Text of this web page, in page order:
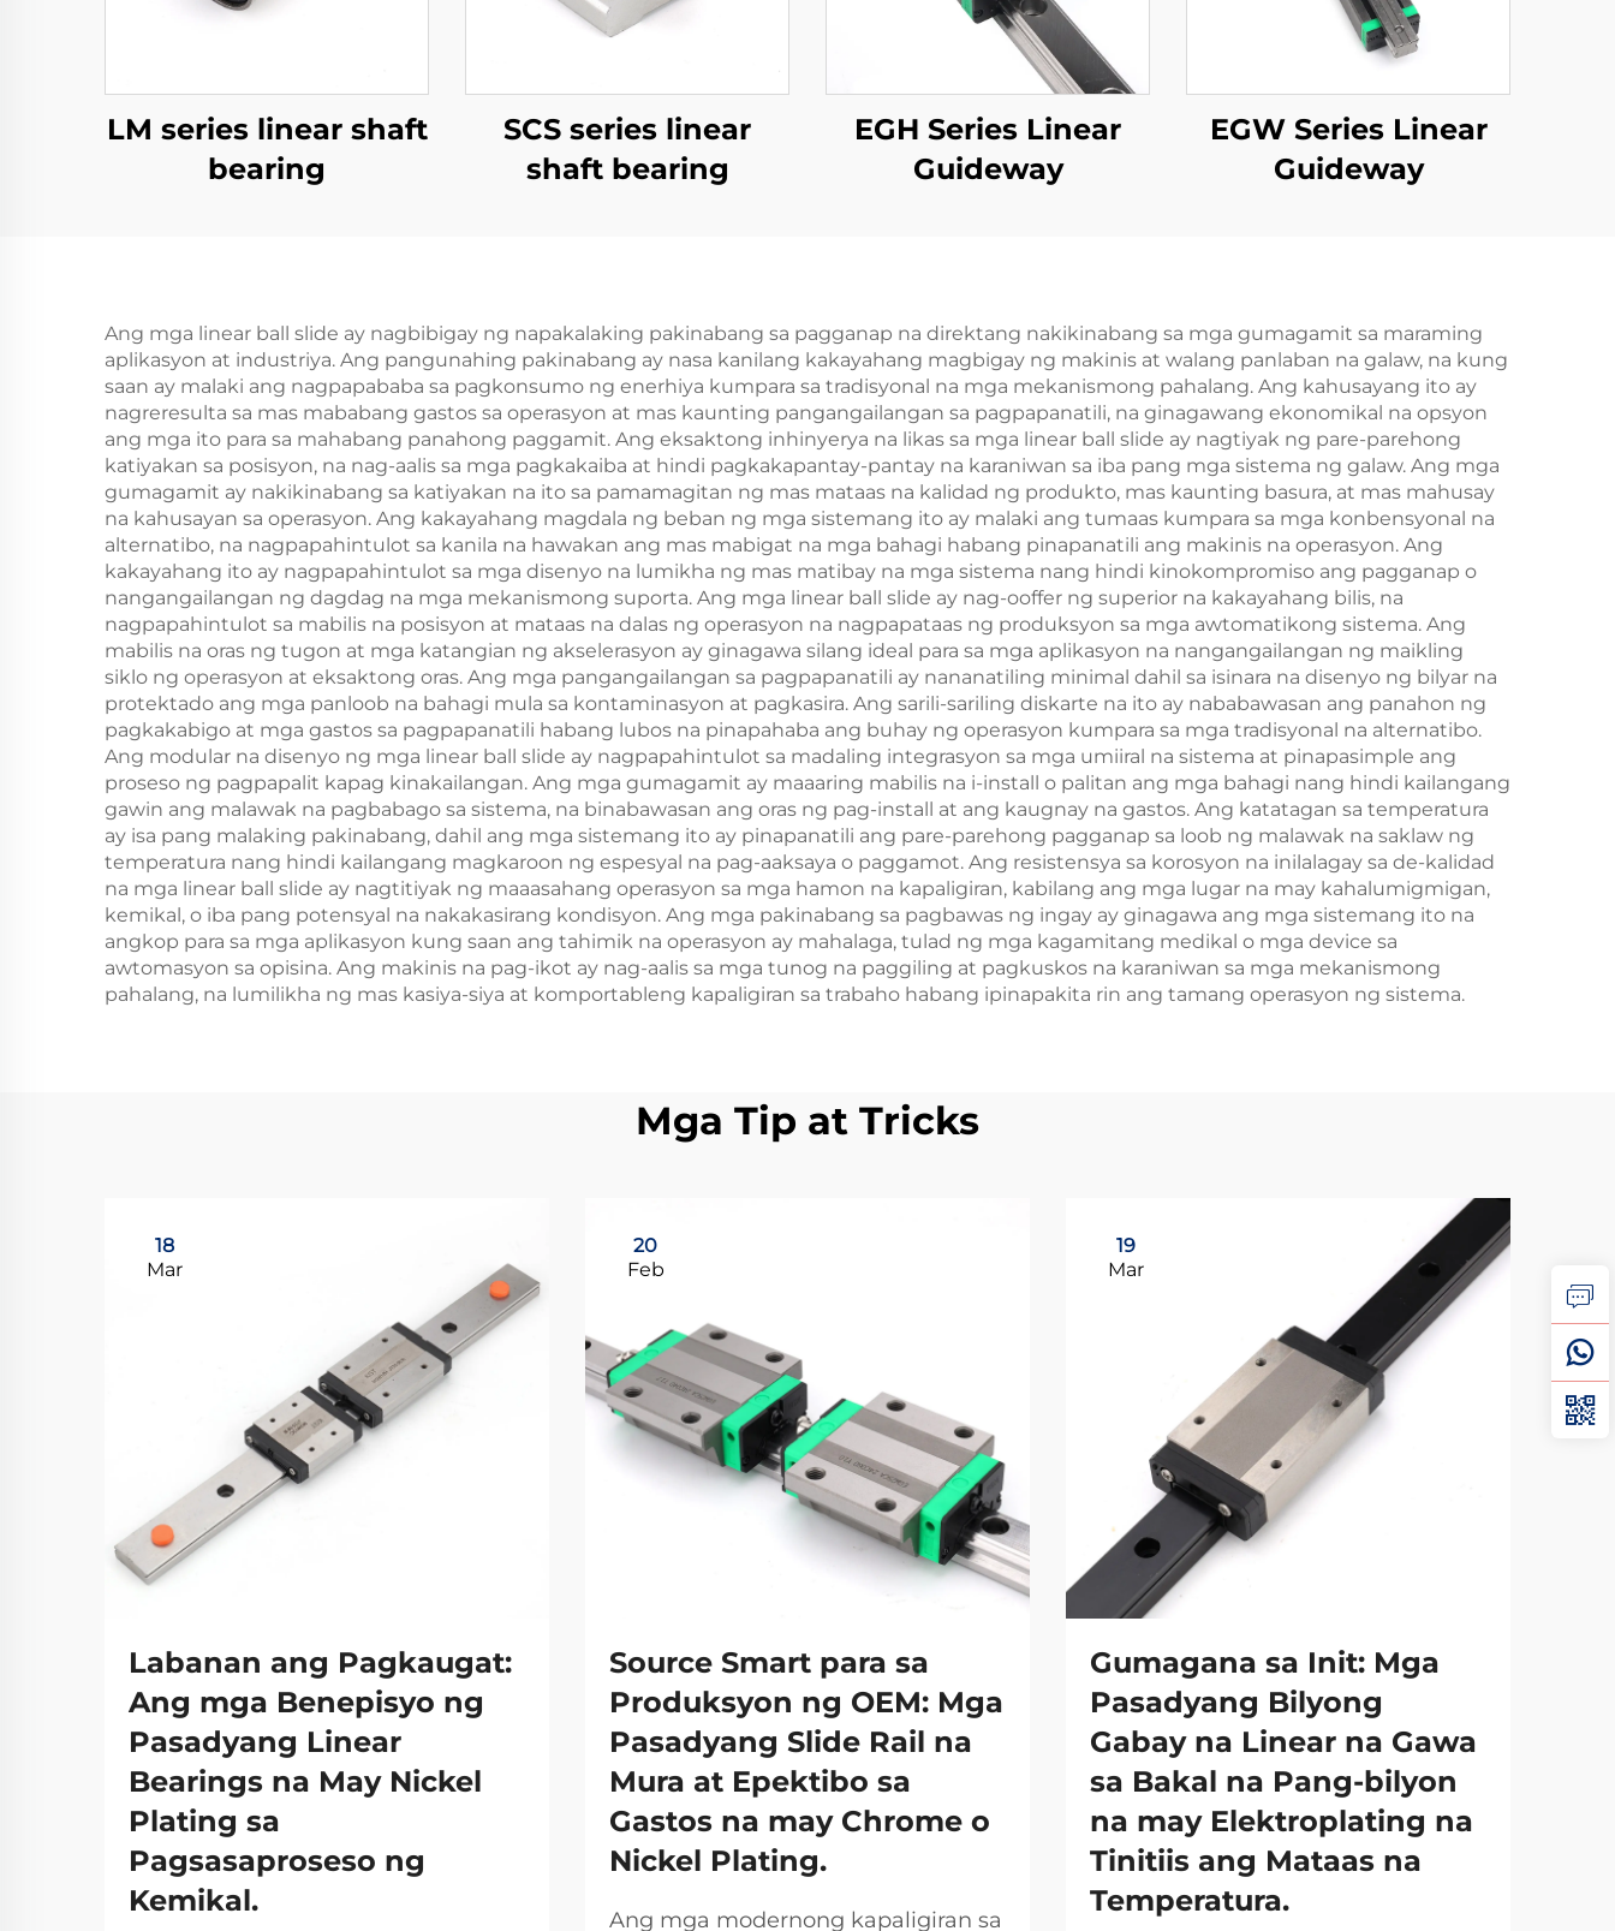
LM series linear shaft
bearing
SCS series linear
shaft bearing
EGH Series Linear
Guideway
EGW Series Linear
Guideway
Ang mga linear ball slide ay nagbibigay ng napakalaking pakinabang sa pagganap na direktang nakikinabang sa mga gumagamit sa maraming
aplikasyon at industriya. Ang pangunahing pakinabang ay nasa kanilang kakayahang magbigay ng makinis at walang panlaban na galaw, na kung
saan ay malaki ang nagpapababa sa pagkonsumo ng enerhiya kumpara sa tradisyonal na mga mekanismong pahalang. Ang kahusayang ito ay
nagreresulta sa mas mababang gastos sa operasyon at mas kaunting pangangailangan sa pagpapanatili, na ginagawang ekonomikal na opsyon
ang mga ito para sa mahabang panahong paggamit. Ang eksaktong inhinyerya na likas sa mga linear ball slide ay nagtiyak ng pare-parehong
katiyakan sa posisyon, na nag-aalis sa mga pagkakaiba at hindi pagkakapantay-pantay na karaniwan sa iba pang mga sistema ng galaw. Ang mga
gumagamit ay nakikinabang sa katiyakan na ito sa pamamagitan ng mas mataas na kalidad ng produkto, mas kaunting basura, at mas mahusay
na kahusayan sa operasyon. Ang kakayahang magdala ng beban ng mga sistemang ito ay malaki ang tumaas kumpara sa mga konbensyonal na
alternatibo, na nagpapahintulot sa kanila na hawakan ang mas mabigat na mga bahagi habang pinapanatili ang makinis na operasyon. Ang
kakayahang ito ay nagpapahintulot sa mga disenyo na lumikha ng mas matibay na mga sistema nang hindi kinokompromiso ang pagganap o
nangangailangan ng dagdag na mga mekanismong suporta. Ang mga linear ball slide ay nag-ooffer ng superior na kakayahang bilis, na
nagpapahintulot sa mabilis na posisyon at mataas na dalas ng operasyon na nagpapataas ng produksyon sa mga awtomatikong sistema. Ang
mabilis na oras ng tugon at mga katangian ng akselerasyon ay ginagawa silang ideal para sa mga aplikasyon na nangangailangan ng maikling
siklo ng operasyon at eksaktong oras. Ang mga pangangailangan sa pagpapanatili ay nananatiling minimal dahil sa isinara na disenyo ng bilyar na
protektado ang mga panloob na bahagi mula sa kontaminasyon at pagkasira. Ang sarili-sariling diskarte na ito ay nababawasan ang panahon ng
pagkakabigo at mga gastos sa pagpapanatili habang lubos na pinapahaba ang buhay ng operasyon kumpara sa mga tradisyonal na alternatibo.
Ang modular na disenyo ng mga linear ball slide ay nagpapahintulot sa madaling integrasyon sa mga umiiral na sistema at pinapasimple ang
proseso ng pagpapalit kapag kinakailangan. Ang mga gumagamit ay maaaring mabilis na i-install o palitan ang mga bahagi nang hindi kailangang
gawin ang malawak na pagbabago sa sistema, na binabawasan ang oras ng pag-install at ang kaugnay na gastos. Ang katatagan sa temperatura
ay isa pang malaking pakinabang, dahil ang mga sistemang ito ay pinapanatili ang pare-parehong pagganap sa loob ng malawak na saklaw ng
temperatura nang hindi kailangang magkaroon ng espesyal na pag-aaksaya o paggamot. Ang resistensya sa korosyon na inilalagay sa de-kalidad
na mga linear ball slide ay nagtitiyak ng maaasahang operasyon sa mga hamon na kapaligiran, kabilang ang mga lugar na may kahalumigmigan,
kemikal, o iba pang potensyal na nakakasirang kondisyon. Ang mga pakinabang sa pagbawas ng ingay ay ginagawa ang mga sistemang ito na
angkop para sa mga aplikasyon kung saan ang tahimik na operasyon ay mahalaga, tulad ng mga kagamitang medikal o mga device sa
awtomasyon sa opisina. Ang makinis na pag-ikot ay nag-aalis sa mga tunog na paggiling at pagkuskos na karaniwan sa mga mekanismong
pahalang, na lumilikha ng mas kasiya-siya at komportableng kapaligiran sa trabaho habang ipinapakita rin ang tamang operasyon ng sistema.
Mga Tip at Tricks
18
Mar
Labanan ang Pagkaugat:
Ang mga Benepisyo ng
Pasadyang Linear
Bearings na May Nickel
Plating sa
Pagsasaproseso ng
Kemikal.
20
Feb
Source Smart para sa
Produksyon ng OEM: Mga
Pasadyang Slide Rail na
Mura at Epektibo sa
Gastos na may Chrome o
Nickel Plating.
Ang mga modernong kapaligiran sa
19
Mar
Gumagana sa Init: Mga
Pasadyang Bilyong
Gabay na Linear na Gawa
sa Bakal na Pang-bilyon
na may Elektroplating na
Tinitiis ang Mataas na
Temperatura.